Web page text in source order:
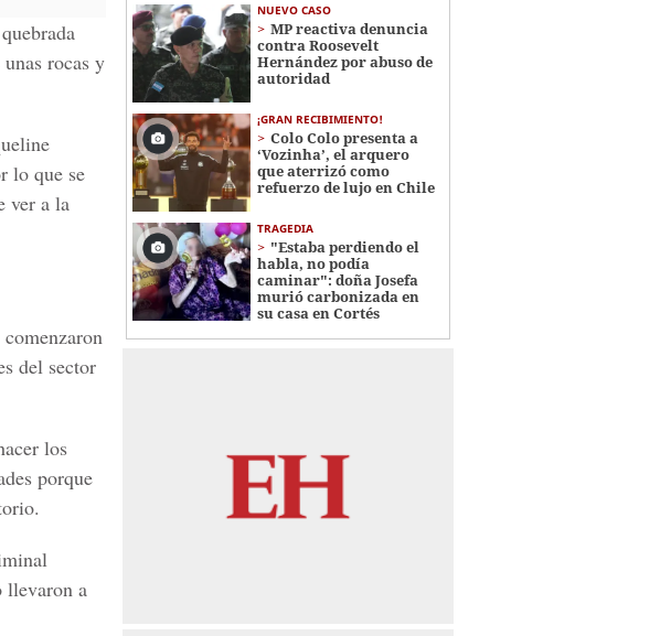
rocas y
lo que se
ver a la
del sector
los
porque
llevaron a
NUEVO CASO
MP reactiva denuncia
contra Roosevelt
Hernández por abuso de
autoridad
¡GRAN RECIBIMIENTO!
Colo Colo presenta a
‘Vozinha’, el arquero
que aterrizó como
refuerzo de lujo en Chile
TRAGEDIA
"Estaba perdiendo el
habla, no podía
caminar": doña Josefa
murió carbonizada en
su casa en Cortés